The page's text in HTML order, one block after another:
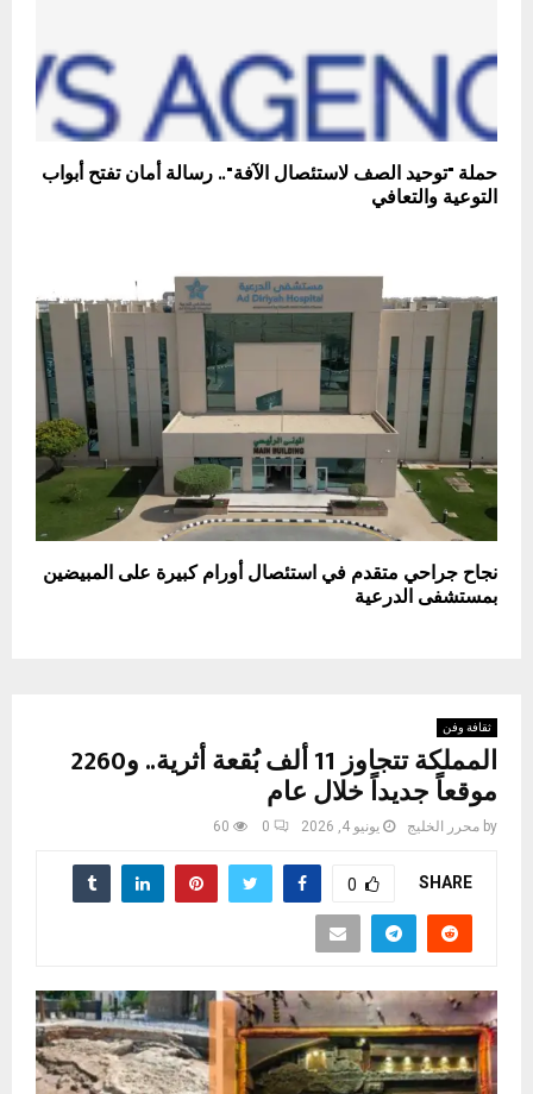
حملة "توحيد الصف لاستئصال الآفة".. رسالة أمان تفتح أبواب
التوعية والتعافي
نجاح جراحي متقدم في استئصال أورام كبيرة على المبيضين
بمستشفى الدرعية
ثقافة وفن
المملكة تتجاوز 11 ألف بُقعة أثرية.. و2260
موقعاً جديداً خلال عام
by محرر الخليج يونيو 4, 2026 0
60
SHARE
0